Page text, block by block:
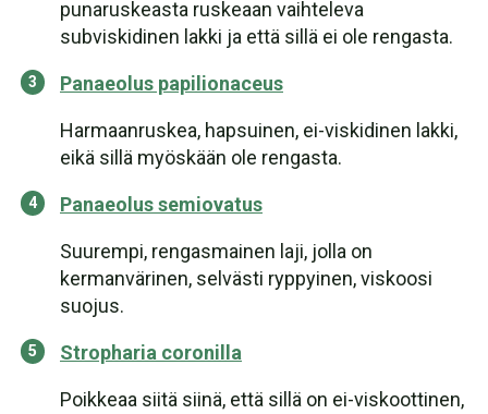
punaruskeasta ruskeaan vaihteleva
subviskidinen lakki ja että sillä ei ole rengasta.
Panaeolus papilionaceus
Harmaanruskea, hapsuinen, ei-viskidinen lakki,
eikä sillä myöskään ole rengasta.
Panaeolus semiovatus
Suurempi, rengasmainen laji, jolla on
kermanvärinen, selvästi ryppyinen, viskoosi
suojus.
Stropharia coronilla
Poikkeaa siitä siinä, että sillä on ei-viskoottinen,